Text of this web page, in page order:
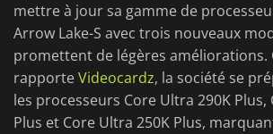
mettre à jour sa gamme de
Arrow Lake-S avec trois nouveaux
promettent de légères améliorations.
rapporteVideocardz, la société se
les processeurs Core Ultra 290K Plus,
Plus et Core Ultra 250K Plus,